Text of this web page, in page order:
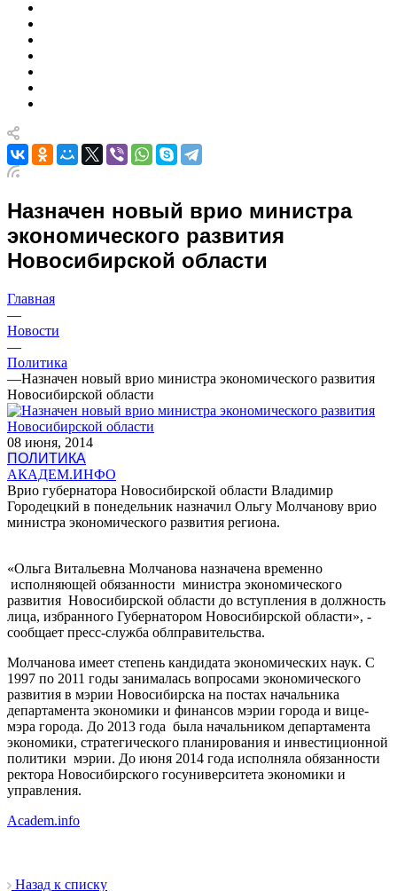
Назначен новый врио министра
экономического развития
Новосибирской области
Главная
—
Новости
—
Политика
—Назначен новый врио министра экономического развития
Новосибирской области
08 июня, 2014
ПОЛИТИКА
АКАДЕМ.ИНФО
Врио губернатора Новосибирской области Владимир
Городецкий в понедельник назначил Ольгу Молчанову врио
министра экономического развития региона.
«Ольга Витальевна Молчанова назначена временно
исполняющей обязанности министра экономического
развития Новосибирской области до вступления в должность
лица, избранного Губернатором Новосибирской области», -
сообщает пресс-служба облправительства.
Молчанова имеет степень кандидата экономических наук. С
1997 по 2011 годы занималась вопросами экономического
развития в мэрии Новосибирска на постах начальника
департамента экономики и финансов мэрии города и вице-
мэра города. До 2013 года была начальником департамента
экономики, стратегического планирования и инвестиционной
политики мэрии. До июня 2014 года исполняла обязанности
ректора Новосибирского госуниверситета экономики и
управления.
Academ.info
Назад к списку